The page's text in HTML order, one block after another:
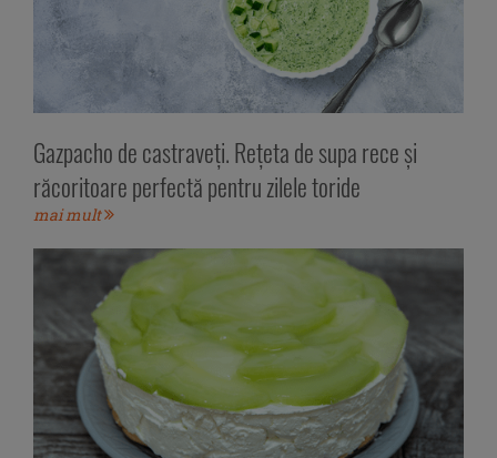
Gazpacho de castraveți. Rețeta de supa rece și
răcoritoare perfectă pentru zilele toride
mai mult